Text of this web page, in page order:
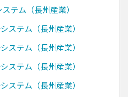
テム（長州産業）
ステム（長州産業）
ステム（長州産業）
ステム（長州産業）
ステム（長州産業）